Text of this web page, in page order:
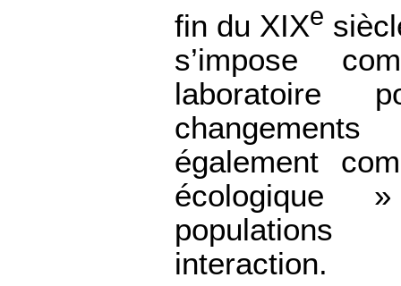
fin du XIXe
s’impose
laboratoire
également
écologique
populations
interaction.